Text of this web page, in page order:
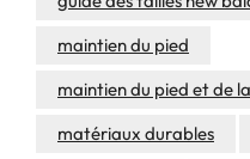
maintien du pied
maintien du pied et de
matériaux durables